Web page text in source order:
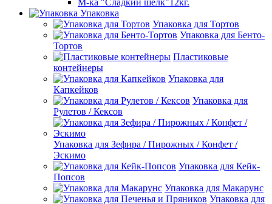
М-ка "Сладкий шелк"12кг.
Упаковка
Упаковка для Тортов
Упаковка для Бенто-
Тортов
Пластиковые
контейнеры
Упаковка для
Капкейков
Упаковка для
Рулетов / Кексов
Упаковка для Зефира / Пирожных / Конфет /
Эскимо
Упаковка для Кейк-
Попсов
Упаковка для Макарунс
Упаковка для